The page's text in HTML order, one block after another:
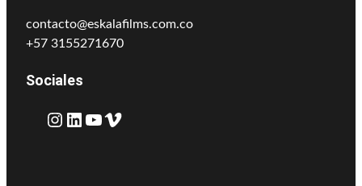
contacto@eskalafilms.com.co
+57 3155271670
Sociales
Instagram LinkedIn YouTube Vimeo